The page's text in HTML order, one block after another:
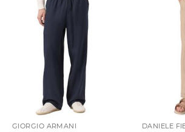
GIORGIO ARMANI DANIELE